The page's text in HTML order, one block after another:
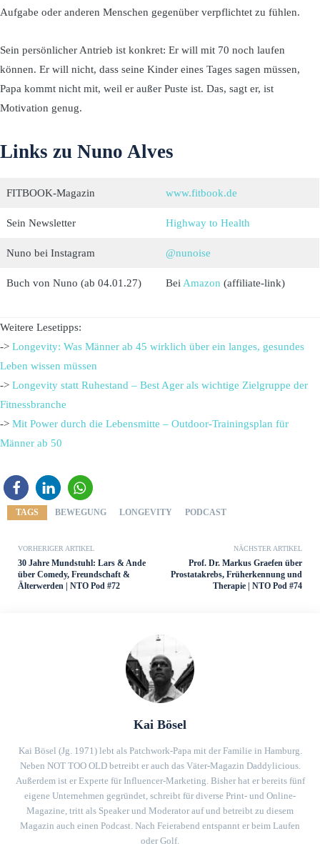
Aufgabe oder anderen Menschen gegenüber verpflichtet zu fühlen.
Sein persönlicher Antrieb ist konkret: Er will mit 70 noch laufen
können. Er will nicht, dass seine Kinder eines Tages sagen müssen,
Papa kommt nicht mit, weil er außer Puste ist. Das, sagt er, ist
Motivation genug.
Links zu Nuno Alves
FITBOOK-Magazin www.fitbook.de
Sein Newsletter Highway to Health
Nuno bei Instagram @nunoise
Buch von Nuno (ab 04.01.27) BeiAmazon (affiliate-link)
Weitere Lesetipps:
-> Longevity: Was Männer ab 45 wirklich über ein langes, gesundes
Leben wissen müssen
-> Longevity statt Ruhestand – Best Ager als wichtige Zielgruppe der
Fitnessbranche
-> Mit Power durch die Lebensmitte – Outdoor-Trainingsplan für
Männer ab 50
TAGS BEWEGUNG LONGEVITY PODCAST
VORHERIGER ARTIKEL
30 Jahre Mundstuhl: Lars & Ande
über Comedy, Freundschaft &
Älterwerden | NTO Pod #72
NÄCHSTER ARTIKEL
Prof. Dr. Markus Graefen über
Prostatakrebs, Früherkennung und
Therapie | NTO Pod #74
Kai Bösel
Kai Bösel (Jg. 1971) lebt als Patchwork-Papa mit der Familie in Hamburg.
Neben NOT TOO OLD betreibt er auch das Väter-Magazin Daddylicious.
Außerdem ist er Experte für Influencer-Marketing. Bisher hat er bereits fünf
eigene Unternehmen gegründet, schreibt für diverse Print- und Online-
Magazine, tritt als Speaker und Moderator auf und betreibt zu diesem
Magazin auch einen Podcast. Nach Feierabend entspannt er beim Laufen
oder Golf.